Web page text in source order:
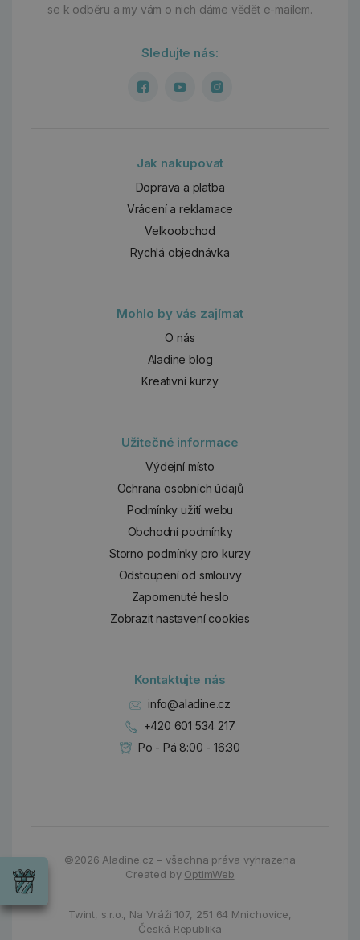
se k odběru a my vám o nich dáme vědět e-mailem.
Sledujte nás:
Jak nakupovat
Doprava a platba
Vrácení a reklamace
Velkoobchod
Rychlá objednávka
Mohlo by vás zajímat
O nás
Aladine blog
Kreativní kurzy
Užitečné informace
Výdejní místo
Ochrana osobních údajů
Podmínky užití webu
Obchodní podmínky
Storno podmínky pro kurzy
Odstoupení od smlouvy
Zapomenuté heslo
Zobrazit nastavení cookies
Kontaktujte nás
info@aladine.cz
+420 601 534 217
Po - Pá 8:00 - 16:30
©2026 Aladine.cz – všechna práva vyhrazena
Created by OptimWeb
Twint, s.r.o., Na Vráži 107, 251 64 Mnichovice,
Česká Republika
Wrendale
příležitost
Chci si vybrat